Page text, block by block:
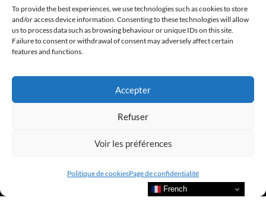
To provide the best experiences, we use technologies such as cookies to store
and/or access device information. Consenting to these technologies will allow
us to process data such as browsing behaviour or unique IDs on this site.
Failure to consent or withdrawal of consent may adversely affect certain
features and functions.
Accepter
Refuser
Voir les préférences
Politique de cookiesPage de confidentialité
French